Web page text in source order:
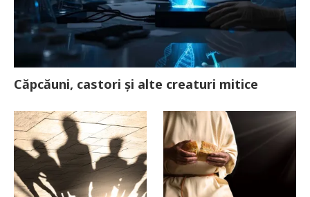
Căpcăuni, castori și alte creaturi mitice